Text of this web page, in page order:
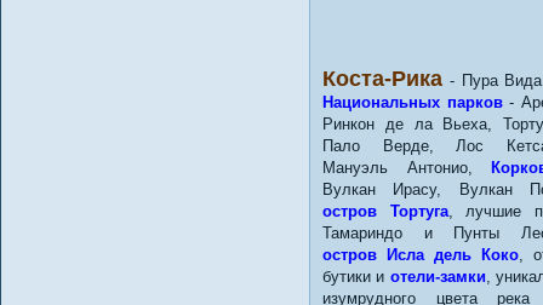
Коста-Рика - Пура
Национальных парков-
Ринкон де ла Вьеха,
Пало Верде, Лос
Мануэль Антонио,
Вулкан Ирасу, Вулкан
остров Тортуга, лучшие
Тамариндо и Пунты
остров Исла дель Коко ,
бутики и отели-замки ,
изумрудного цвета